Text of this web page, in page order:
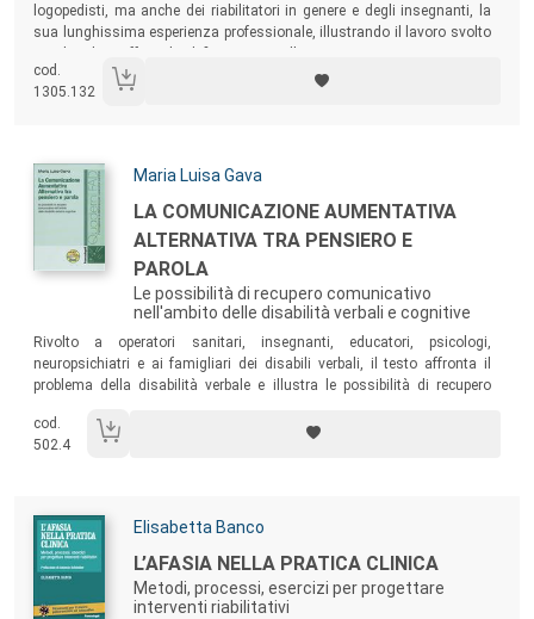
logopedisti, ma anche dei riabilitatori in genere e degli insegnanti, la
sua lunghissima esperienza professionale, illustrando il lavoro svolto
del linguaggio.
cod.
1305.132
Autori:
Maria Luisa Gava
Titolo:
LA COMUNICAZIONE AUMENTATIVA
ALTERNATIVA TRA PENSIERO E
PAROLA
Le possibilità di recupero comunicativo
nell'ambito delle disabilità verbali e cognitive
Rivolto a operatori sanitari, insegnanti, educatori, psicologi,
neuropsichiatri e ai famigliari dei disabili verbali, il testo affronta il
problema della disabilità verbale e illustra le possibilità di recupero
Alternativa, offrendo un punto di riferimento operativo per chi voglia
intervenire in questo settore.
cod.
502.4
Autori:
Elisabetta Banco
Titolo:
L’AFASIA NELLA PRATICA CLINICA
Metodi, processi, esercizi per progettare
interventi riabilitativi